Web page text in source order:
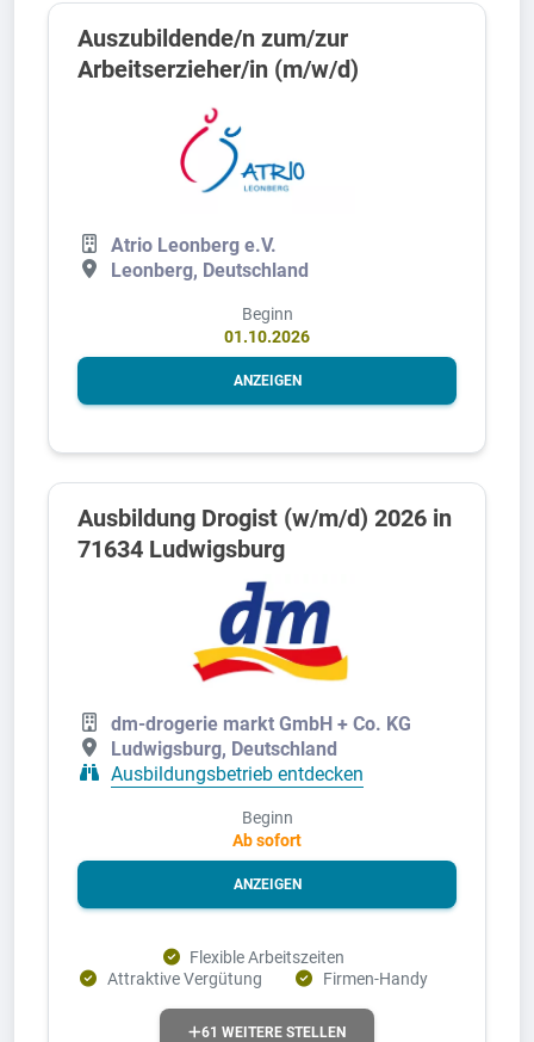
Auszubildende/n zum/zur
Arbeitserzieher/in (m/w/d)
Atrio Leonberg e.V.
Leonberg, Deutschland
Beginn
01.10.2026
ANZEIGEN
Ausbildung Drogist (w/m/d) 2026 in
71634 Ludwigsburg
dm-drogerie markt GmbH + Co. KG
Ludwigsburg, Deutschland
Ausbildungsbetrieb entdecken
Beginn
Ab sofort
ANZEIGEN
Flexible Arbeitszeiten
Attraktive Vergütung
Firmen-Handy
61 WEITERE STELLEN